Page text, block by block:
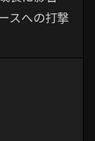
スへの打撃